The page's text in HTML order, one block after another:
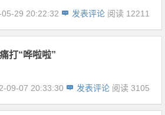
05-29 20:22:32 发表评论 阅读 12211
打“哗啦啦”
09-07 20:33:30 发表评论 阅读 3105